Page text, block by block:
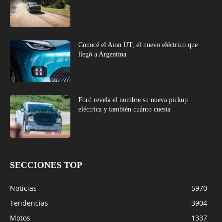
Conocé el Aion UT, el nuevo eléctrico que
llegó a Argentina
Ford revela el nombre su nueva pickup
eléctrica y también cuánto cuesta
SECCIONES TOP
Noticias
5970
Tendencias
3904
Motos
1337